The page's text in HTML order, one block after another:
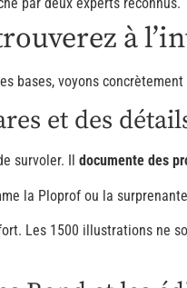
à
bases, voyons concrètement
et des
survoler. Il documente des
la Ploprof ou la
Les 1500 illustrations ne